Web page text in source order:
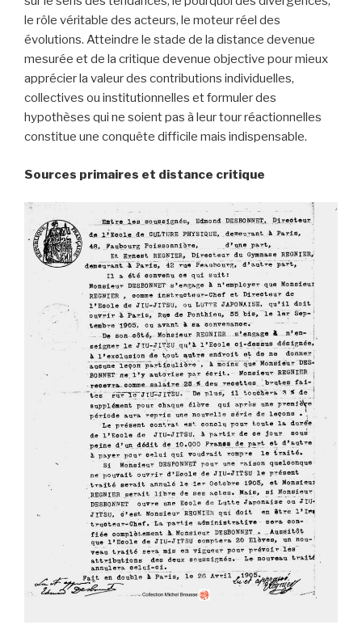
le rôle véritable des acteurs, le moteur réel des
évolutions. Atteindre le stade de la distance devenue
mesurée et de la critique devenue objective pour mieux
apprécier la valeur des contributions individuelles,
collectives ou institutionnelles et formuler des
hypothèses qui ne soient pas à leur tour réactionnelles
constitue une conquête difficile mais indispensable.
Sources primaires et distance critique